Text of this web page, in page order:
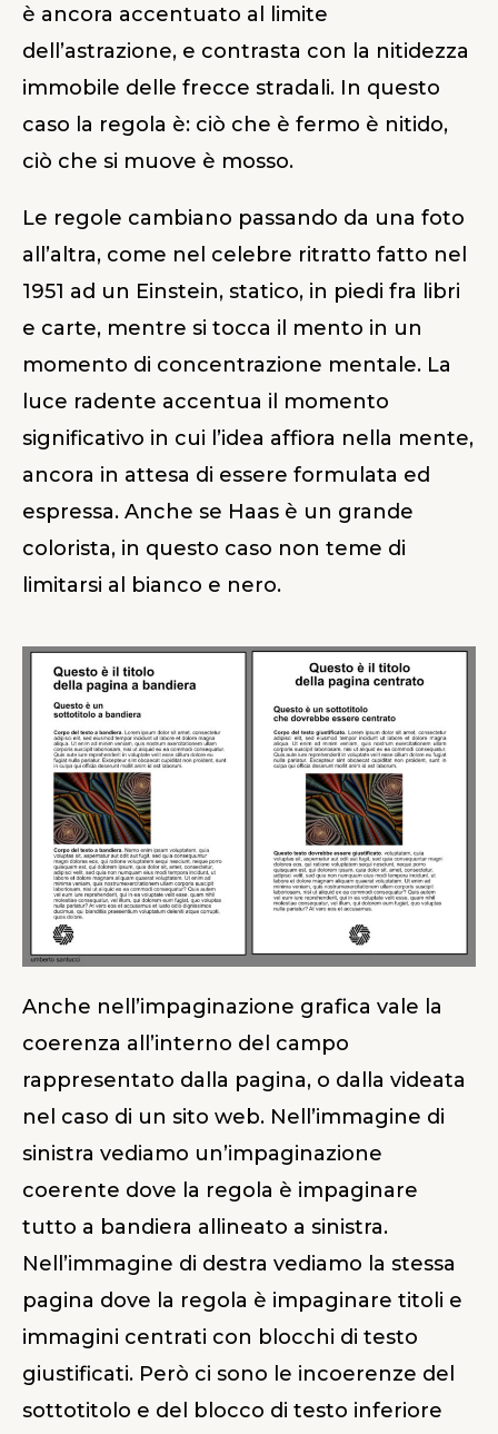
è ancora accentuato al limite
dell’astrazione, e contrasta con la nitidezza
immobile delle frecce stradali. In questo
caso la regola è: ciò che è fermo è nitido,
ciò che si muove è mosso.
Le regole cambiano passando da una foto
all’altra, come nel celebre ritratto fatto nel
1951 ad un Einstein, statico, in piedi fra libri
e carte, mentre si tocca il mento in un
momento di concentrazione mentale. La
luce radente accentua il momento
significativo in cui l’idea affiora nella mente,
ancora in attesa di essere formulata ed
espressa. Anche se Haas è un grande
colorista, in questo caso non teme di
limitarsi al bianco e nero.
Anche nell’impaginazione grafica vale la
coerenza all’interno del campo
rappresentato dalla pagina, o dalla videata
nel caso di un sito web. Nell’immagine di
sinistra vediamo un’impaginazione
coerente dove la regola è impaginare
tutto a bandiera allineato a sinistra.
Nell’immagine di destra vediamo la stessa
pagina dove la regola è impaginare titoli e
immagini centrati con blocchi di testo
giustificati. Però ci sono le incoerenze del
sottotitolo e del blocco di testo inferiore